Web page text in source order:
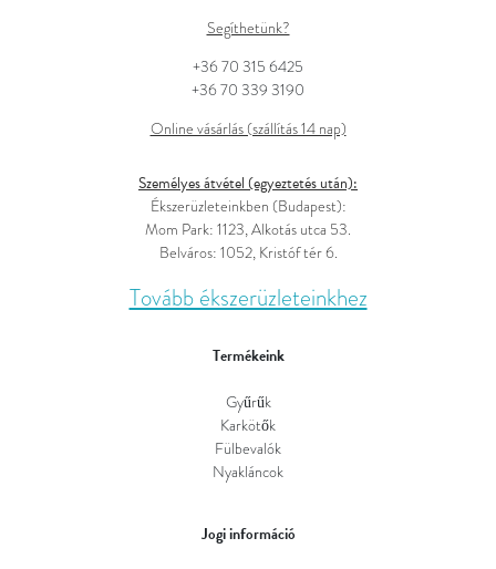
Segíthetünk?
+36 70 315 6425
+36 70 339 3190
Online vásárlás (szállítás 14 nap)
Személyes átvétel (egyeztetés után):
Ékszerüzleteinkben (Budapest):
Mom Park: 1123, Alkotás utca 53.
Belváros: 1052, Kristóf tér 6.
Tovább ékszerüzleteinkhez
Termékeink
Gyűrűk
Karkötők
Fülbevalók
Nyakláncok
Jogi információ